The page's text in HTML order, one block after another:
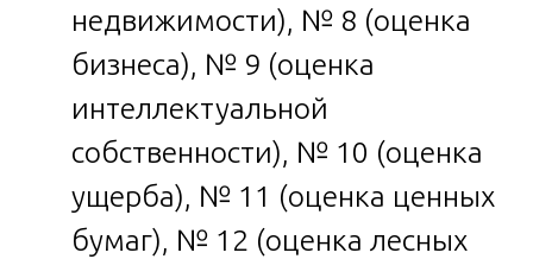
недвижимости), № 8 (оценка
бизнеса), № 9 (оценка
интеллектуальной
собственности), № 10 (оценка
ущерба), № 11 (оценка ценных
бумаг), № 12 (оценка лесных